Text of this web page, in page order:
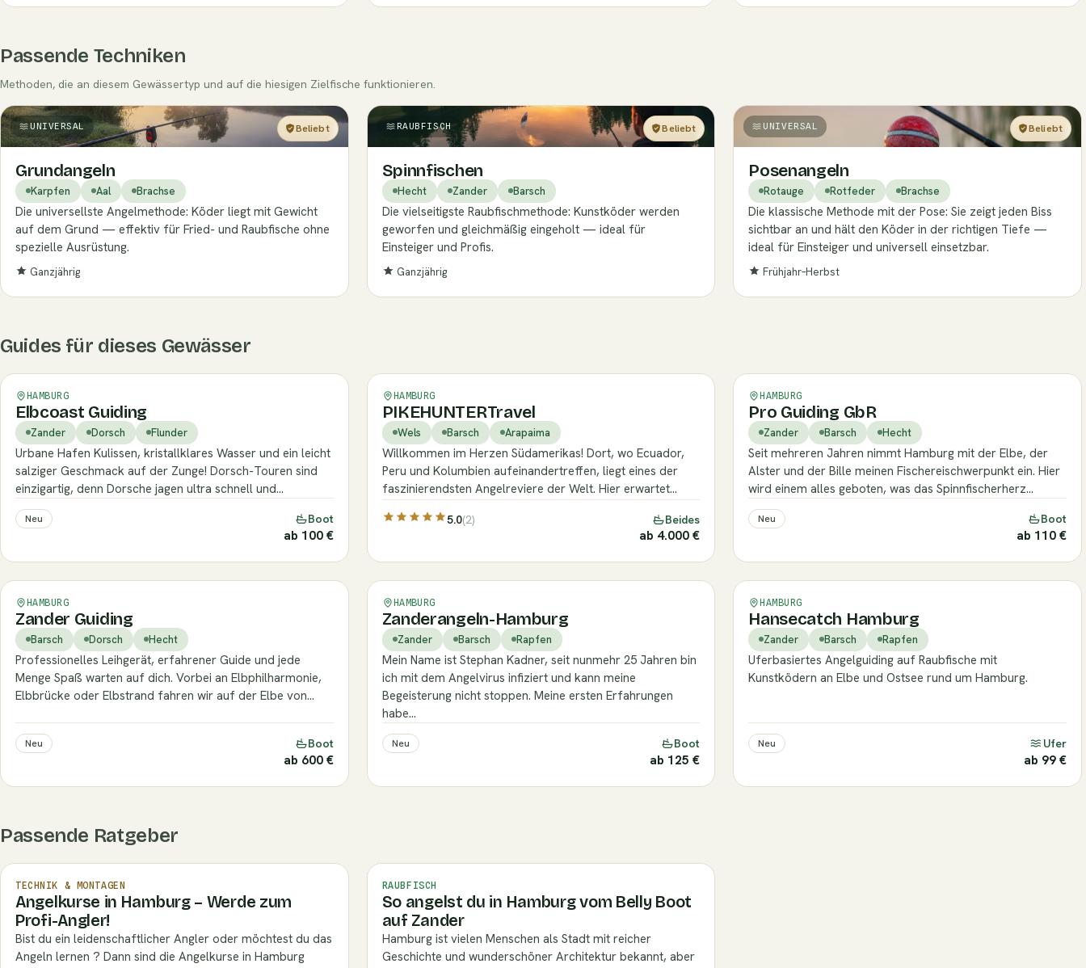
Passende Techniken
Methoden, die an diesem Gewässertyp und auf die hiesigen Zielfische funktionieren.
UNIVERSAL Beliebt
Einsteiger
Grundangeln
Karpfen Aal Brachse
Die universellste Angelmethode: Köder liegt mit Gewicht
auf dem Grund — effektiv für Fried- und Raubfische ohne
spezielle Ausrüstung.
Ganzjährig
RAUBFISCH Beliebt
Einsteiger
Spinnfischen
Hecht Zander Barsch
Die vielseitigste Raubfischmethode: Kunstköder werden
geworfen und gleichmäßig eingeholt — ideal für
Einsteiger und Profis.
Ganzjährig
UNIVERSAL Beliebt
Einsteiger
Posenangeln
Rotauge Rotfeder Brachse
Die klassische Methode mit der Pose: Sie zeigt jeden Biss
sichtbar an und hält den Köder in der richtigen Tiefe —
ideal für Einsteiger und universell einsetzbar.
Frühjahr–Herbst
Guides für dieses Gewässer
HAMBURG
Elbcoast Guiding
Zander Dorsch Flunder
Urbane Hafen Kulissen, kristallklares Wasser und ein leicht
salziger Geschmack auf der Zunge! Dorsch-Touren sind
einzigartig, denn Dorsche jagen ultra schnell und…
Neu Boot
ab 100 €
HAMBURG
PIKEHUNTERTravel
Wels Barsch Arapaima
Willkommen im Herzen Südamerikas! Dort, wo Ecuador,
Peru und Kolumbien aufeinandertreffen, liegt eines der
faszinierendsten Angelreviere der Welt. Hier erwartet…
5.0(2) Beides
ab 4.000 €
HAMBURG
Pro Guiding GbR
Zander Barsch Hecht
Seit mehreren Jahren nimmt Hamburg mit der Elbe, der
Alster und der Bille meinen Fischereischwerpunkt ein. Hier
wird einem alles geboten, was das Spinnfischerherz…
Neu Boot
ab 110 €
HAMBURG
Zander Guiding
Barsch Dorsch Hecht
Professionelles Leihgerät, erfahrener Guide und jede
Menge Spaß warten auf dich. Vorbei an Elbphilharmonie,
Elbbrücke oder Elbstrand fahren wir auf der Elbe von…
Neu Boot
ab 600 €
HAMBURG
Zanderangeln-Hamburg
Zander Barsch Rapfen
Mein Name ist Stephan Kadner, seit nunmehr 25 Jahren bin
ich mit dem Angelvirus infiziert und kann meine
Begeisterung nicht stoppen. Meine ersten Erfahrungen
habe…
Neu Boot
ab 125 €
HAMBURG
Hansecatch Hamburg
Zander Barsch Rapfen
Uferbasiertes Angelguiding auf Raubfische mit
Kunstködern an Elbe und Ostsee rund um Hamburg.
Neu Ufer
ab 99 €
Passende Ratgeber
TECHNIK & MONTAGEN
Angelkurse in Hamburg – Werde zum
Profi-Angler!
Bist du ein leidenschaftlicher Angler oder möchtest du das
Angeln lernen ? Dann sind die Angelkurse in Hamburg
RAUBFISCH
So angelst du in Hamburg vom Belly Boot
auf Zander
Hamburg ist vielen Menschen als Stadt mit reicher
Geschichte und wunderschöner Architektur bekannt, aber